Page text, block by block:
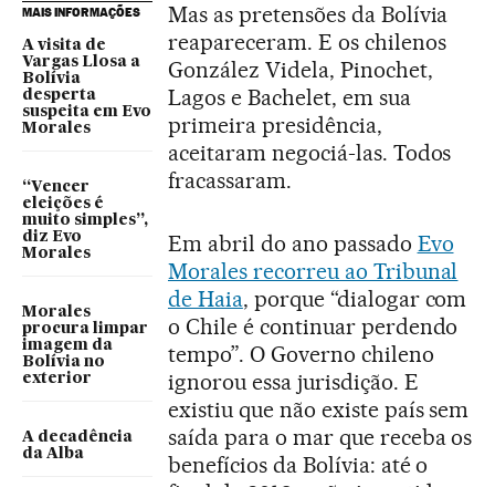
MAIS INFORMAÇÕES
A visita de
Vargas Llosa a
Bolívia
desperta
suspeita em Evo
Morales
“Vencer
eleições é
muito simples”,
diz Evo
Morales
Morales
procura limpar
imagem da
Bolívia no
exterior
A decadência
da Alba
Mas as pretensões da Bolívia
reapareceram. E os chilenos
González Videla, Pinochet,
Lagos e Bachelet, em sua
primeira presidência,
aceitaram negociá-las. Todos
fracassaram.
Em abril do ano passado Evo
Morales recorreu ao Tribunal
de Haia, porque “dialogar com
o Chile é continuar perdendo
tempo”. O Governo chileno
ignorou essa jurisdição. E
existiu que não existe país sem
saída para o mar que receba os
benefícios da Bolívia: até o